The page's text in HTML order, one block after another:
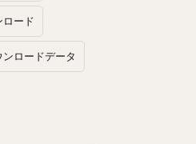
ロード
ンロードデータ